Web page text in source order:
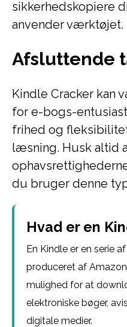
sikkerhedskopiere
anvender værktøjet.
Afsluttende
Kindle Cracker
for e-bogs-
frihed og
læsning. Husk altid
du bruger denne
Hvad er en
En Kindle er en serie
produceret af
mulighed for at
elektroniske bøger,
digitale medier.